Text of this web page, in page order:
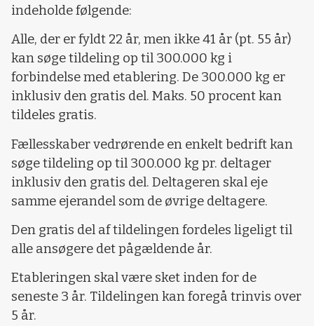
indeholde følgende:
Alle, der er fyldt 22 år, men ikke 41 år (pt. 55 år)
kan søge tildeling op til 300.000 kg i
forbindelse med etablering. De 300.000 kg er
inklusiv den gratis del. Maks. 50 procent kan
tildeles gratis.
Fællesskaber vedrørende en enkelt bedrift kan
søge tildeling op til 300.000 kg pr. deltager
inklusiv den gratis del. Deltageren skal eje
samme ejerandel som de øvrige deltagere.
Den gratis del af tildelingen fordeles ligeligt til
alle ansøgere det pågældende år.
Etableringen skal være sket inden for de
seneste 3 år. Tildelingen kan foregå trinvis over
5 år.